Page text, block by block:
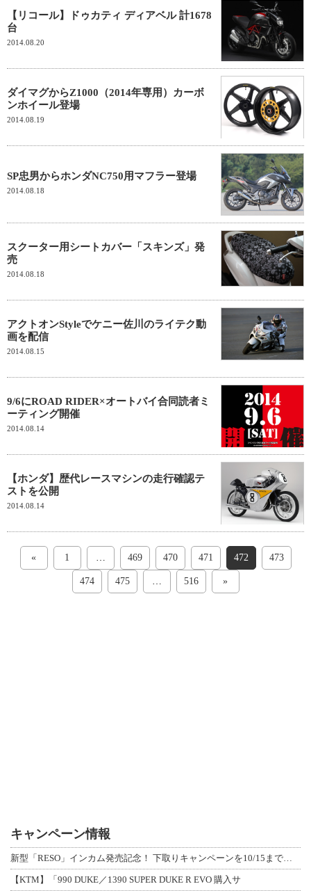
【リコール】ドゥカティ ディアベル 計1678
台
2014.08.20
ダイマグからZ1000（2014年専用）カーボ
ンホイール登場
2014.08.19
SP忠男からホンダNC750用マフラー登場
2014.08.18
スクーター用シートカバー「スキンズ」発
売
2014.08.18
アクトオンStyleでケニー佐川のライテク動
画を配信
2014.08.15
9/6にROAD RIDER×オートバイ合同読者ミ
ーティング開催
2014.08.14
【ホンダ】歴代レースマシンの走行確認テ
ストを公開
2014.08.14
« 1 … 469 470 471 472 473
474 475 … 516 »
キャンペーン情報
新型「RESO」インカム発売記念！ 下取りキャンペーンを10/15まで延長して開
【KTM】「990 DUKE／1390 SUPER DUKE R EVO 購入サ